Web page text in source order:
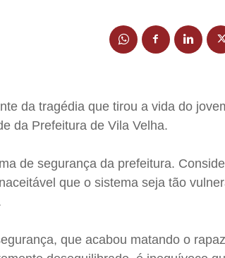
da tragédia que tirou a vida do
da Prefeitura de Vila Velha.
de segurança da prefeitura.
que o sistema seja tão
que acabou matando o